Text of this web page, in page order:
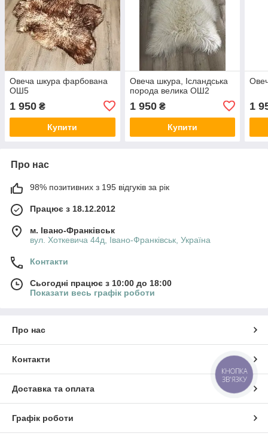
Овеча шкура фарбована
ОШ5
1 950 ₴
Купити
Овеча шкура, Ісландська
порода велика ОШ2
1 950₴
Купити
1
Про нас
98% позитивних з 195 відгуків за рік
Працює з 18.12.2012
м. Івано-Франківськ
вул. Хоткевича 44д, Івано-Франківськ, Україна
Контакти
Сьогодні працює з 10:00 до 18:00
Показати весь графік роботи
Про нас
Контакти
Доставка та оплата
Графік роботи
КНОПКА
ЗВ'ЯЗКУ